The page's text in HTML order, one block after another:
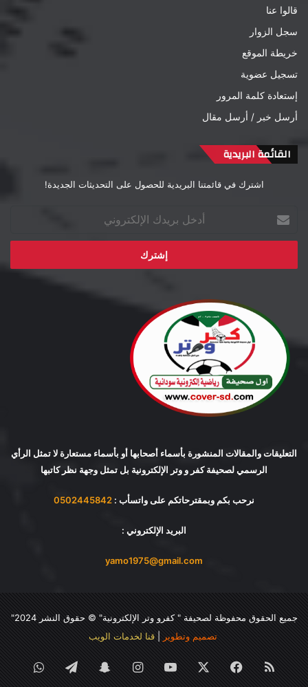
قالوا عنا
سجل الزوار
خريطة الموقع
تسجيل عضوية
إستعادة كلمة المرور
أرسل خبر / أرسل مقال
القائمة البريدية
اشترك في قائمتنا البريدية للحصول على التحديثات الجديدة!
بريدك
الإلكتروني
التعليقات والمقالات المنشورة بأسماء أصحابها أو بأسماء مستعارة لا تمثل الرأي
الرسمي لصحيفة كفر و وتر الإلكترونية بل تمثل وجهة نظر كاتبها
نرحب بكم وبمقترحاتكم على واتسأب : 0502445842
البريد الإلكتروني :
yamo1975@gmail.com
جميع الحقوق محفوظة لصحيفة "كفرو وتر الإلكترونية" © حقوق النشر 2024"
تصميم وتطوير
|قنا لخدمات الويب
ملخص فيسبوك ‫YouTubeانستقرامسناب تيلقرام